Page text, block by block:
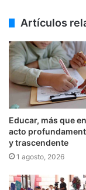
Artículos
Educar, más que
acto
y trascendente
1 agosto, 2026